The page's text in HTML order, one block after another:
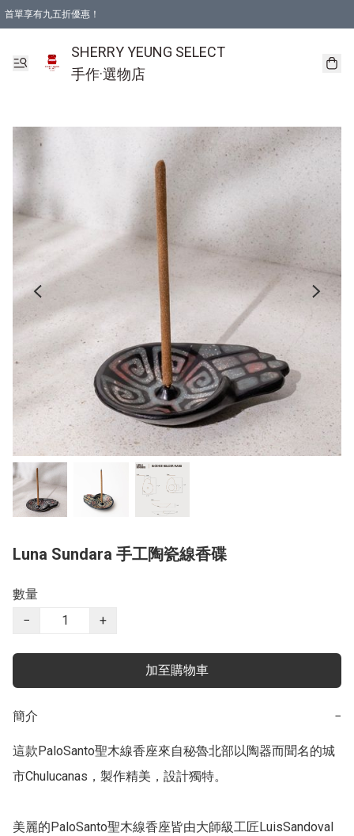
首單享有九五折優惠！
SHERRY YEUNG SELECT
手作·選物店
Luna Sundara 手工陶瓷線香碟
數量
−
+
加至購物車
簡介 −
這款PaloSanto聖木線香座來自秘魯北部以陶器而聞名的城
市Chulucanas，製作精美，設計獨特。
美麗的PaloSanto聖木線香座皆由大師級工匠LuisSandoval